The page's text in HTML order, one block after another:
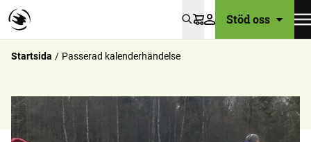
VarukorgStöd oss
Startsida Passerad kalenderhändelse